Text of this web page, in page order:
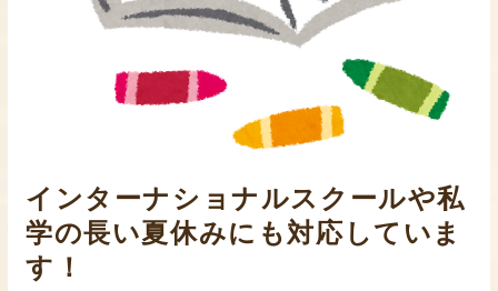
インターナショナルスクールや私
学の長い夏休みにも対応していま
す！